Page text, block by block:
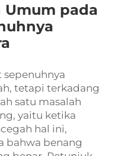
Umum pada
tetapi terkadang
satu masalah
yaitu ketika
hal ini,
bahwa benang